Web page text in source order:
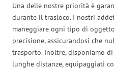
Una delle nostre priorità è
durante il trasloco. I nostri
maneggiare ogni tipo di
precisione, assicurandosi che
trasporto. Inoltre, disponiamo
lunghe distanze, equipaggiati